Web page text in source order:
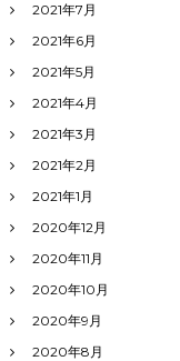
2021年7月
2021年6月
2021年5月
2021年4月
2021年3月
2021年2月
2021年1月
2020年12月
2020年11月
2020年10月
2020年9月
2020年8月